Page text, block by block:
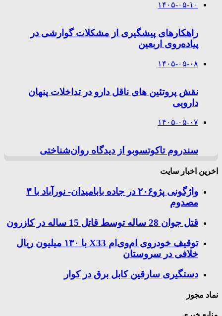
۱۴۰۵-۰۵-۱۰
راهکارهای پیشگیری از مشکلات گوارشی در
پیاده‌روی اربعین
۱۴۰۵-۰۵-۰۸
نقش پروتئین های ناقل دارو در تداخلات پنهان
دارویی
۱۴۰۵-۰۵-۰۷
سندروم تاکوتسوبو از دیدگاه روان‌شناختی
اخرین اخبار سایت
واژگونی پژو۲۰۶ در جاده بابامیدان- نورآباد با ۳
مصدوم
قتل جوان 28 ساله توسط قاتل 15 ساله در کازرون
توقیف خودروی ام‌وی‌ام X33 با ۱۳۰ میلیون ریال
خلافی در سروستان
دستگیری سارقین کابل برق در کوار
نماد مجوز